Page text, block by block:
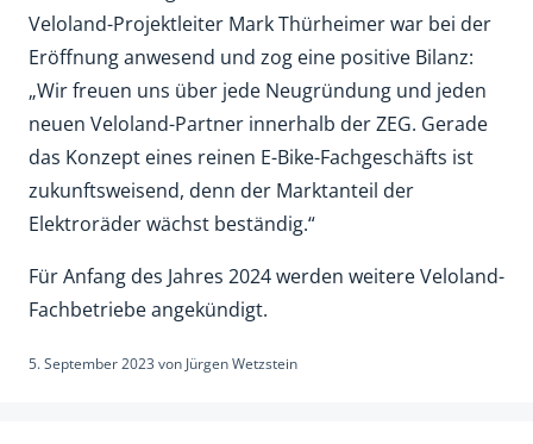
Veloland-Projektleiter Mark Thürheimer war bei der
Eröffnung anwesend und zog eine positive Bilanz:
„Wir freuen uns über jede Neugründung und jeden
neuen Veloland-Partner innerhalb der ZEG. Gerade
das Konzept eines reinen E-Bike-Fachgeschäfts ist
zukunftsweisend, denn der Marktanteil der
Elektroräder wächst beständig.“
Für Anfang des Jahres 2024 werden weitere Veloland-
Fachbetriebe angekündigt.
5. September 2023 von Jürgen Wetzstein